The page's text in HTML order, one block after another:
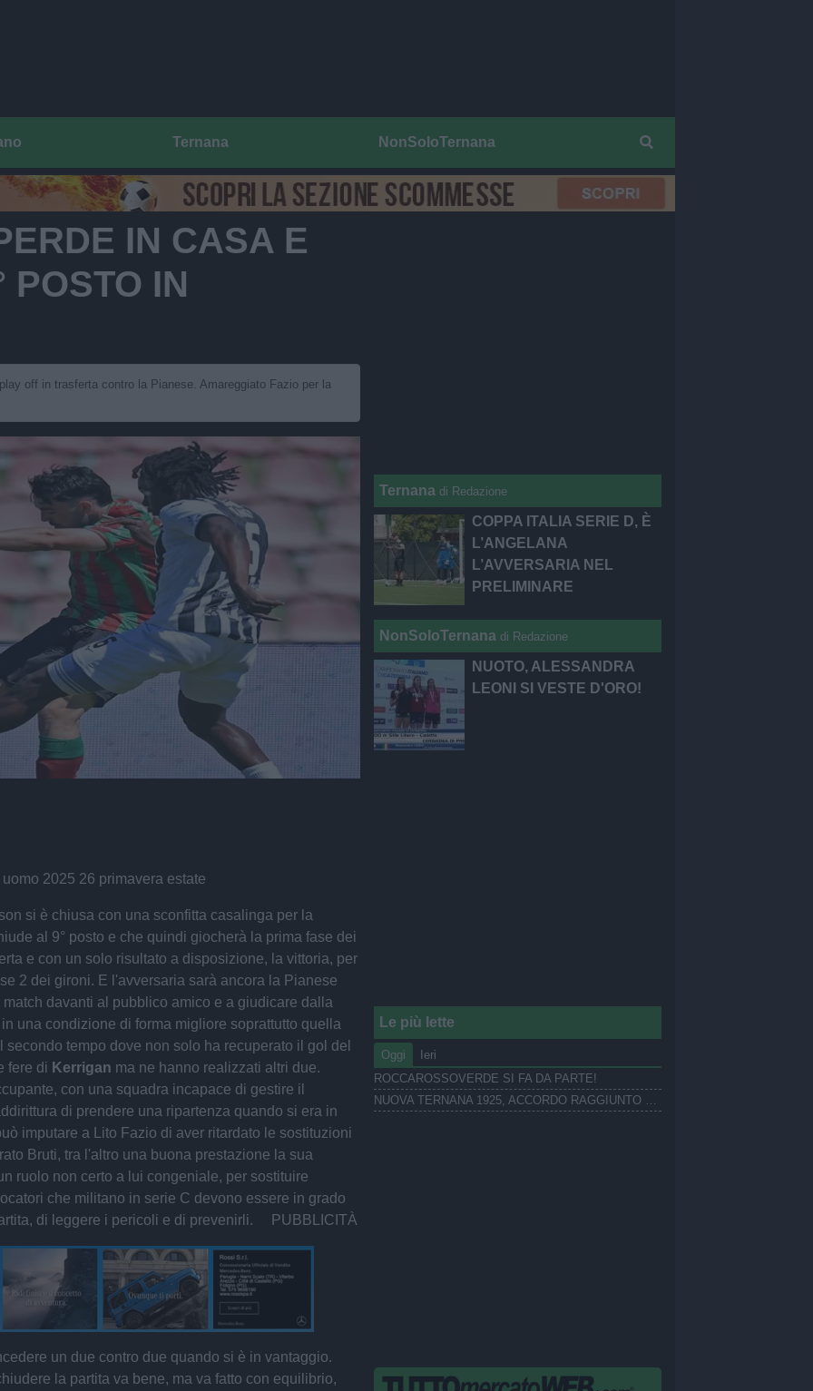
Ternana NonSoloTernana
IN CASA E
POSTO IN
off in trasferta contro la Pianese. Amareggiato Fazio per la
si è chiusa con una sconfitta casalinga per la
al 9° posto e che quindi giocherà la prima fase dei
e con un solo risultato a disposizione, la vittoria, per
2 dei gironi. E l'avversaria sarà ancora la Pianese
davanti al pubblico amico e a giudicare dalla
una condizione di forma migliore soprattutto quella
secondo tempo dove non solo ha recuperato il gol del
fere di Kerrigan ma ne hanno realizzati altri due.
con una squadra incapace di gestire il
di prendere una ripartenza quando si era in
imputare a Lito Fazio di aver ritardato le sostituzioni
Bruti, tra l'altro una buona prestazione la sua
ruolo non certo a lui congeniale, per sostituire
che militano in serie C devono essere in grado
di leggere i pericoli e di prevenirli. PUBBLICITÀ
un due contro due quando si è in vantaggio.
la partita va bene, ma va fatto con equilibrio,
Ternana di Redazione
COPPA ITALIA SERIE D, È
L’ANGELANA
L’AVVERSARIA NEL
PRELIMINARE
NonSoloTernana di Redazione
NUOTO, ALESSANDRA
LEONI SI VESTE D'ORO!
Le più lette
Oggi
Ieri
ROCCAROSSOVERDE SI FA DA PARTE!
NUOVA TERNANA 1925, ACCORDO RAGGIUNTO PER UN ESTERNO